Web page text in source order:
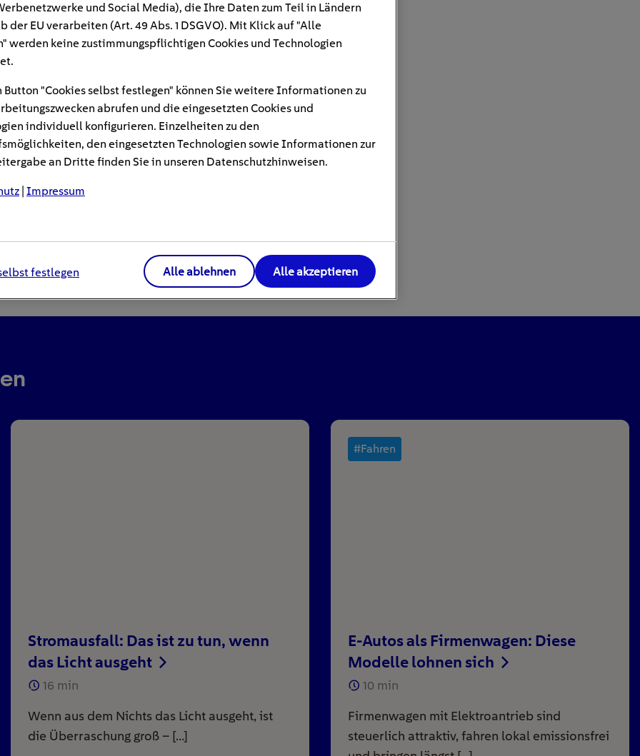
#
Stromausfall: Das ist zu tun, wenn
das Licht ausgeht
16 min
Wenn aus dem Nichts das Licht ausgeht, ist
die Überraschung groß – […]
#Fahren
E-Autos als Firmenwagen: Diese
Modelle lohnen sich
10 min
Firmenwagen mit Elektroantrieb sind
steuerlich attraktiv, fahren lokal emissionsfrei
und Social Media), die Ihre Daten zum Teil in Ländern
der EU verarbeiten (Art. 49 Abs. 1 DSGVO). Mit Klick auf "Alle
werden keine zustimmungspflichtigen Cookies und Technologien
Button "Cookies selbst festlegen" können Sie weitere Informationen zu
abrufen und die eingesetzten Cookies und
individuell konfigurieren. Einzelheiten zu den
den eingesetzten Technologien sowie Informationen zur
an Dritte finden Sie in unseren Datenschutzhinweisen.
| Impressum
festlegen Alle ablehnen Alle akzeptieren